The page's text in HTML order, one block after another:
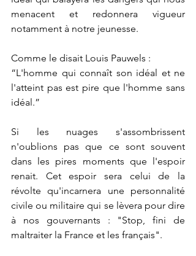
menacent et redonnera vigueur
notamment à notre jeunesse.
Comme le disait Louis Pauwels :
“L'homme qui connaît son idéal et ne
l'atteint pas est pire que l'homme sans
idéal.”
Si les nuages s'assombrissent
n'oublions pas que ce sont souvent
dans les pires moments que l'espoir
renait. Cet espoir sera celui de la
révolte qu'incarnera une personnalité
civile ou militaire qui se lèvera pour dire
à nos gouvernants : "Stop, fini de
maltraiter la France et les français".